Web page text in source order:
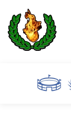
Saltar
al
contenido